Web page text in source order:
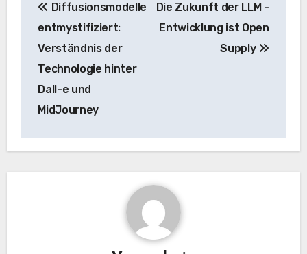
Navigation
Diffusionsmodelle
entmystifiziert:
Verständnis der
Technologie hinter
Dall-e und
MidJourney
Die Zukunft der LLM -
Entwicklung ist Open
Supply